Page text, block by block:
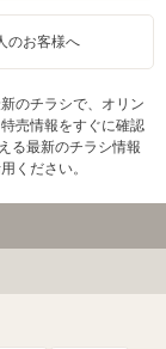
のお客様へ
のチラシで、オリン
売情報をすぐに確認
る最新のチラシ情報
ください。